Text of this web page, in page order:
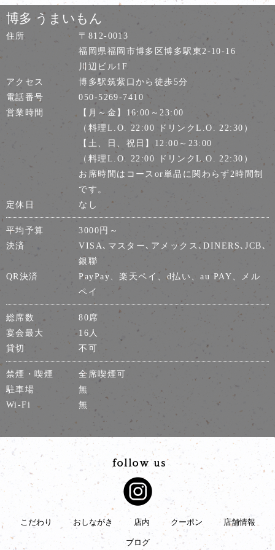
博多 うまいもん
住所
〒812-0013
福岡県福岡市博多区博多駅東2-10-16
川辺ビル1F
アクセス
博多駅筑紫口から徒歩5分
電話番号
050-5269-7410
営業時間
【月～金】16:00～23:00
（料理L.O. 22:00 ドリンクL.O. 22:30）
【土、日、祝日】12:00～23:00
（料理L.O. 22:00 ドリンクL.O. 22:30）
お席時間はコースor単品に関わらず2時間制
です。
定休日
なし
平均予算
3000円～
決済
VISA､マスター､アメックス､DINERS､JCB､
銀聯
QR決済
PayPay、楽天ペイ、d払い、au PAY、メル
ペイ
総席数
80席
宴会最大
16人
貸切
不可
禁煙・喫煙
全席喫煙可
駐車場
無
Wi-Fi
無
こだわり おしながき 店内 クーポン 店舗情報
ブログ